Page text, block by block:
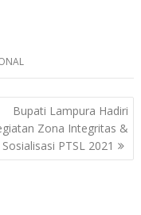
Bupati Lampura Hadiri
Zona Integritas &
Sosialisasi PTSL 2021